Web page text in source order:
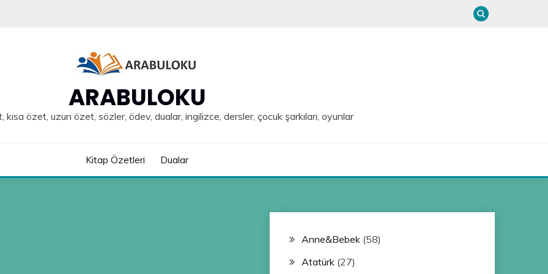
ARABULOKU
özet, uzun özet, sözler, ödev, dualar, ingilizce, dersler, çocuk şarkıları, oyunlar
Kitap Özetleri Dualar
Anne&Bebek(58)
Atatürk(27)